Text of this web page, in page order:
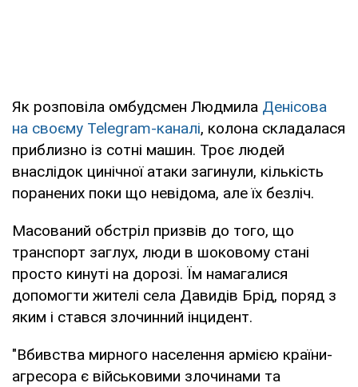
Як розповіла омбудсмен Людмила Денісова
на своєму Telegram-каналі, колона складалася
приблизно із сотні машин. Троє людей
внаслідок цинічної атаки загинули, кількість
поранених поки що невідома, але їх безліч.
Масований обстріл призвів до того, що
транспорт заглух, люди в шоковому стані
просто кинуті на дорозі. Їм намагалися
допомогти жителі села Давидів Брід, поряд з
яким і стався злочинний інцидент.
"Вбивства мирного населення армією країни-
агресора є військовими злочинами та